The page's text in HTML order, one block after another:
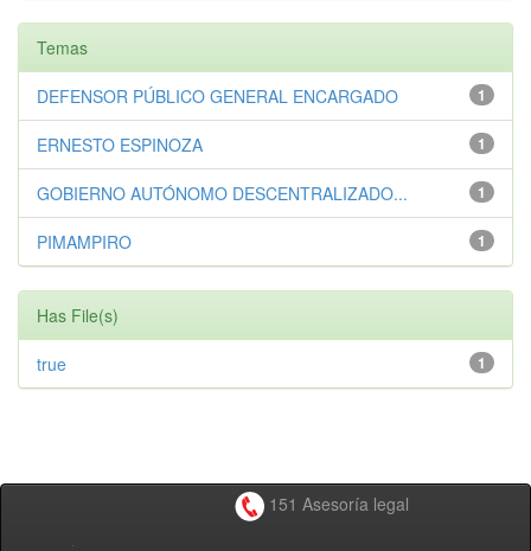
Temas
1
DEFENSOR PÚBLICO GENERAL ENCARGADO
1
ERNESTO ESPINOZA
1
GOBIERNO AUTÓNOMO DESCENTRALIZADO...
1
PIMAMPIRO
Has File(s)
1
true
151 Asesoría legal